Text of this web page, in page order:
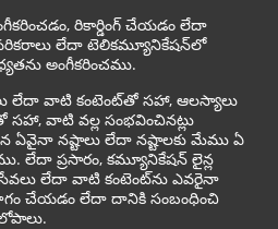
రికార్డింగ్ చేయడం లేదా
లేదా టెలికమ్యూనికేషన్‌లో
అంగీకరించము.
లేదా వాటి కంటెంట్‌తో సహా, ఆలస్యాలు
వాటి వల్ల సంభవించినట్లు
నష్టాలు లేదా నష్టాలకు మేము ఏ
లేదా ప్రసారం, కమ్యూనికేషన్ లైన్ల
లేదా వాటి కంటెంట్‌ను ఎవరైనా
చేయడం లేదా దానికి సంబంధించి